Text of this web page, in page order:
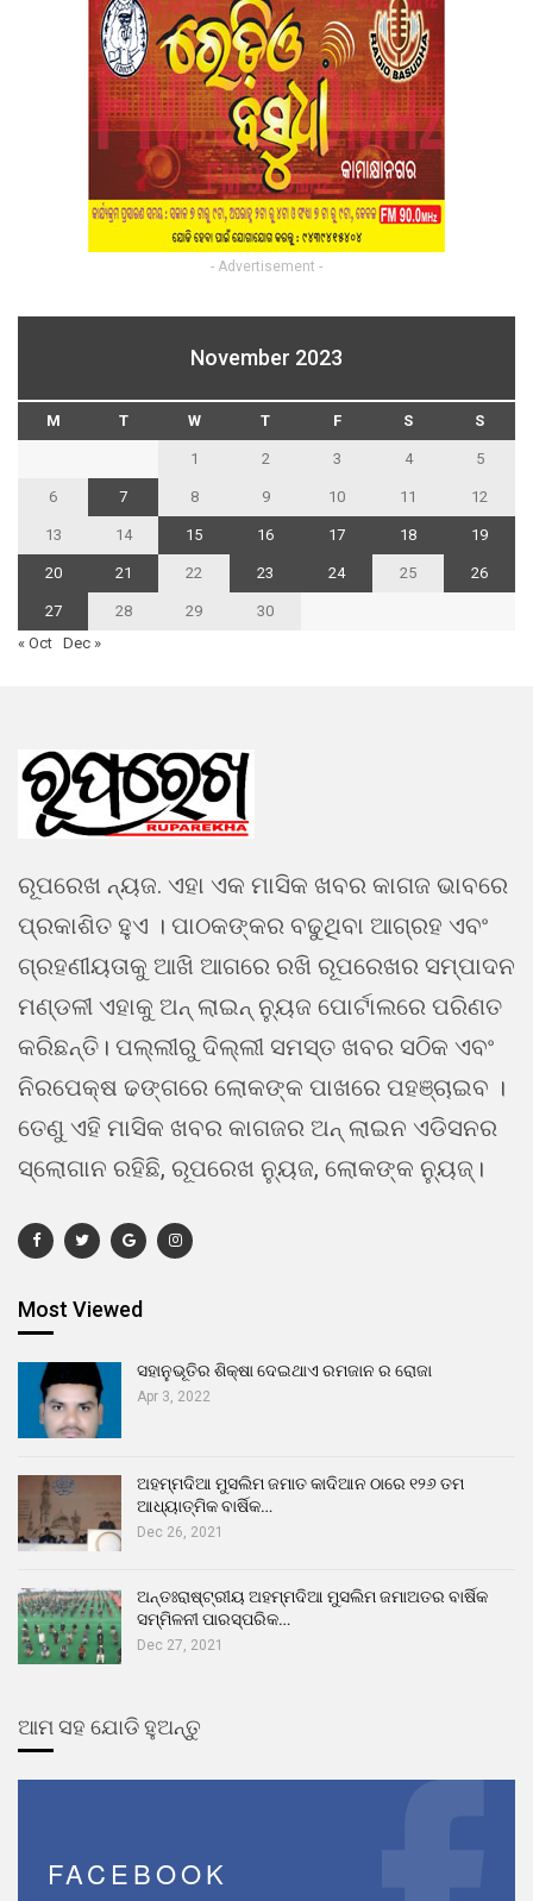
- Advertisement -
November 2023
M T W T F S S
1 2 3 4 5
6 7 8 9 10 11 12
13 14 15 16 17 18 19
20 21 22 23 24 25 26
27 28 29
30
« Oct Dec »
ରୂପରେଖ ନ୍ୟଜ. ଏହା ଏକ ମାସିକ ଖବର କାଗଜ ଭାବରେ
ପ୍ରକାଶିତ ହୁଏ । ପାଠକଙ୍କର ବଢୁଥିବା ଆଗ୍ରହ ଏବଂ
ଗ୍ରହଣୀୟତାକୁ ଆଖି ଆଗରେ ରଖି ରୂପରେଖର ସମ୍ପାଦନ
ମଣ୍ଡଳୀ ଏହାକୁ ଅନ୍ ଲାଇନ୍ ନ୍ୟୁଜ ପୋର୍ଟାଲରେ ପରିଣତ
କରିଛନ୍ତି। ପଲ୍ଲୀରୁ ଦିଲ୍ଲୀ ସମସ୍ତ ଖବର ସଠିକ ଏବଂ
ନିରପେକ୍ଷ ଢଙ୍ଗରେ ଲୋକଙ୍କ ପାଖରେ ପହଞ୍ଚାଇବ ।
ତେଣୁ ଏହି ମାସିକ ଖବର କାଗଜର ଅନ୍ ଲାଇନ ଏଡିସନର
ସ୍ଲୋଗାନ ରହିଛି, ରୂପରେଖ ନ୍ୟୁଜ, ଲୋକଙ୍କ ନ୍ୟୁଜ୍।
Most Viewed
ସହାନୁଭୂତିର ଶିକ୍ଷା ଦେଇଥାଏ ରମଜାନ ର ରୋଜା
Apr 3, 2022
ଅହମ୍ମଦିଆ ମୁସଲିମ ଜମାତ କାଦିଆନ ଠାରେ ୧୨୬ ତମ
ଆଧ୍ୟାତ୍ମିକ ବାର୍ଷିକ…
Dec 26, 2021
ଅନ୍ତଃରାଷ୍ଟ୍ରୀୟ ଅହମ୍ମଦିଆ ମୁସଲିମ ଜମାଅତର ବାର୍ଷିକ
ସମ୍ମିଳନୀ ପାରସ୍ପରିକ…
Dec 27, 2021
ଆମ ସହ ଯୋଡି ହୁଅନ୍ତୁ
FACEBOOK